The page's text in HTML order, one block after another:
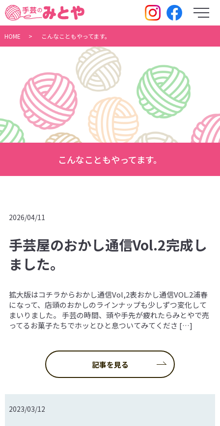
メ
HOME こんなこともやってます。
こんなこともやってます。
2026/04/11
手芸屋のおかし通信Vol.2完成し
ました。
拡大版はコチラからおかし通信Vol,2表おかし通信VOL.2浦春
になって、店頭のおかしのラインナップも少しずつ変化して
まいりました。 手芸の時間、頭や手先が疲れたらみとやで売
ってるお菓子たちでホッとひと息ついてみてくださ […]
記事を見る
2023/03/12